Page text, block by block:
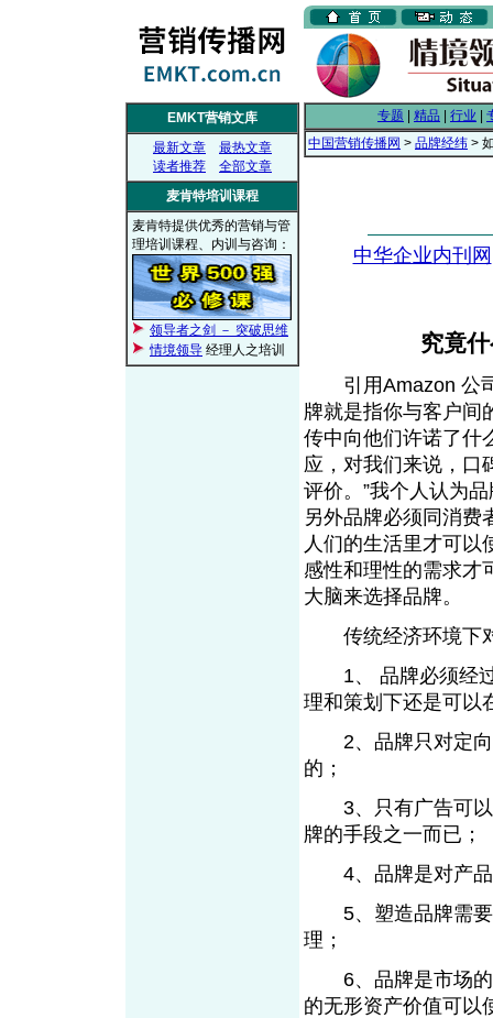
EMKT营销文库
最新文章
最热文章
读者推荐
全部文章
麦肯特培训课程
麦肯特提供优秀的营销与管
理培训课程、内训与咨询：
领导者之剑 － 突破思维
情境领导 经理人之培训
专题 精品 行业
中国营销传播网 > 品牌经纬 >
中华企业内刊网
究竟
引用Amazon 公司
牌就是指你与客户间
传中向他们许诺了什
应，对我们来说，口
评价。”我个人认为
另外品牌必须同消费
人们的生活里才可以
感性和理性的需求才
大脑来选择品牌
传统经济环境下
1、 品牌必须经过
理和策划下还是可
2、品牌只对定向
的；
3、只有广告可以
牌的手段之一而已；
4、品牌是对产品
5、塑造品牌需要
理；
6、品牌是市场的
的无形资产价值可以